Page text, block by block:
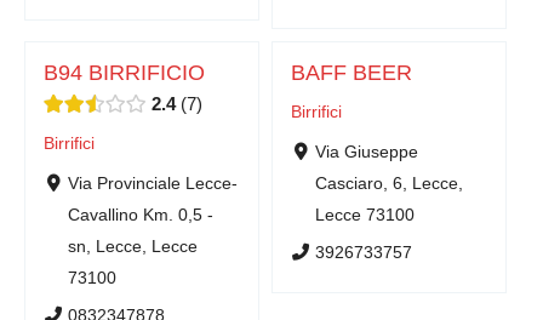
B94 BIRRIFICIO
2.4 7
Birrifici
Via Provinciale Lecce-
Cavallino Km. 0,5 -
sn, Lecce, Lecce
73100
0832347878
BAFF BEER
Birrifici
Via Giuseppe
Casciaro, 6, Lecce,
Lecce 73100
3926733757